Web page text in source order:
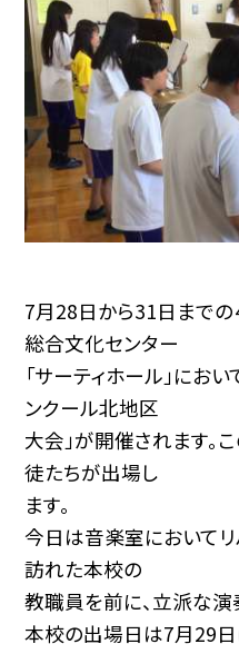
7月28日から31日までの
総合文化センター
「サーティホール」にお
ンクール北地区
大会」が開催されます。
徒たちが出場し
ます。
今日は音楽室においてリ
訪れた本校の
教職員を前に、立派な演
本校の出場日は7月29日